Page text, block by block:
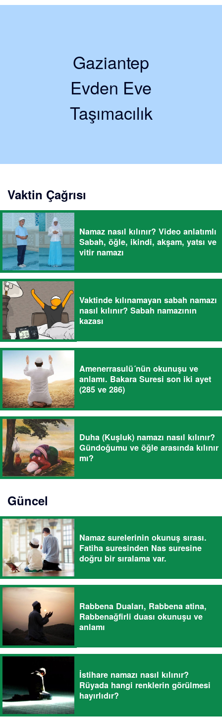
Gaziantep
Evden Eve
Taşımacılık
Vaktin Çağrısı
Namaz nasıl kılınır? Video anlatımlı
Sabah, öğle, ikindi, akşam, yatsı ve
vitir namazı
Vaktinde kılınamayan sabah namazı
nasıl kılınır? Sabah namazının
kazası
Amenerrasulü´nün okunuşu ve
anlamı. Bakara Suresi son iki ayet
(285 ve 286)
Duha (Kuşluk) namazı nasıl kılınır?
Gündoğumu ve öğle arasında kılınır
mı?
Güncel
Namaz surelerinin okunuş sırası.
Fatiha suresinden Nas suresine
doğru bir sıralama var.
Rabbena Duaları, Rabbena atina,
Rabbenağfirli duası okunuşu ve
anlamı
İstihare namazı nasıl kılınır?
Rüyada hangi renklerin görülmesi
hayırlıdır?